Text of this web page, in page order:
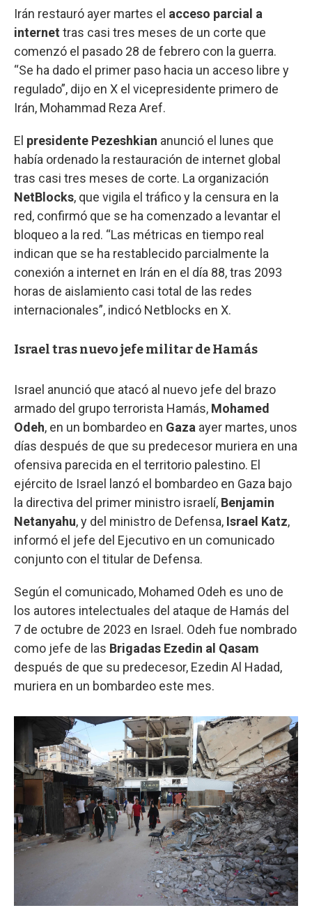
Irán restauró ayer martes el acceso parcial a
internet tras casi tres meses de un corte que
comenzó el pasado 28 de febrero con la guerra.
“Se ha dado el primer paso hacia un acceso libre y
regulado”, dijo en X el vicepresidente primero de
Irán, Mohammad Reza Aref.
El presidente Pezeshkian anunció el lunes que
había ordenado la restauración de internet global
tras casi tres meses de corte. La organización
NetBlocks, que vigila el tráfico y la censura en la
red, confirmó que se ha comenzado a levantar el
bloqueo a la red. “Las métricas en tiempo real
indican que se ha restablecido parcialmente la
conexión a internet en Irán en el día 88, tras 2093
horas de aislamiento casi total de las redes
internacionales”, indicó Netblocks en X.
Israel tras nuevo jefe militar de Hamás
Israel anunció que atacó al nuevo jefe del brazo
armado del grupo terrorista Hamás, Mohamed
Odeh, en un bombardeo en Gaza ayer martes, unos
días después de que su predecesor muriera en una
ofensiva parecida en el territorio palestino. El
ejército de Israel lanzó el bombardeo en Gaza bajo
la directiva del primer ministro israelí, Benjamin
Netanyahu, y del ministro de Defensa, Israel Katz,
informó el jefe del Ejecutivo en un comunicado
conjunto con el titular de Defensa.
Según el comunicado, Mohamed Odeh es uno de
los autores intelectuales del ataque de Hamás del
7 de octubre de 2023 en Israel. Odeh fue nombrado
como jefe de las Brigadas Ezedin al Qasam
después de que su predecesor, Ezedin Al Hadad,
muriera en un bombardeo este mes.